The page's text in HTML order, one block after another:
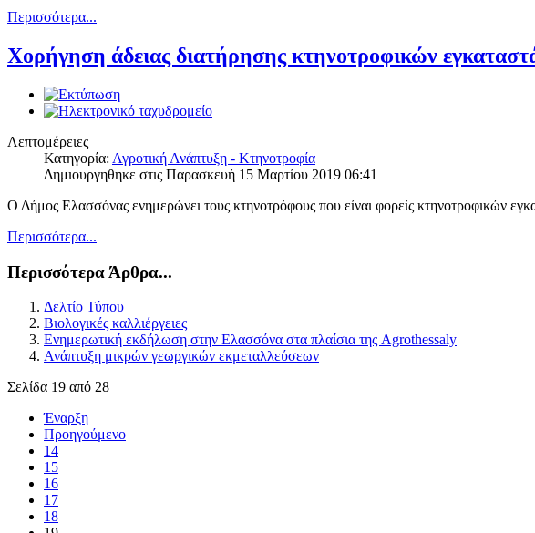
Περισσότερα...
Χορήγηση άδειας διατήρησης κτηνοτροφικών
Λεπτομέρειες
Κατηγορία: Αγροτική Ανάπτυξη - Κτηνοτροφία
Δημιουργηθηκε στις Παρασκευή 15 Μαρτίου 2019 06:41
Ο Δήμος Ελασσόνας ενημερώνει τους κτηνοτρόφους που είναι φορείς
Περισσότερα...
Περισσότερα Άρθρα...
Δελτίο Τύπου
Βιολογικές καλλιέργειες
Ενημερωτική εκδήλωση στην Ελασσόνα στα πλαίσια της Agrothessaly
Ανάπτυξη μικρών γεωργικών εκμεταλλεύσεων
Σελίδα 19 από 28
Έναρξη
Προηγούμενο
14
15
16
17
18